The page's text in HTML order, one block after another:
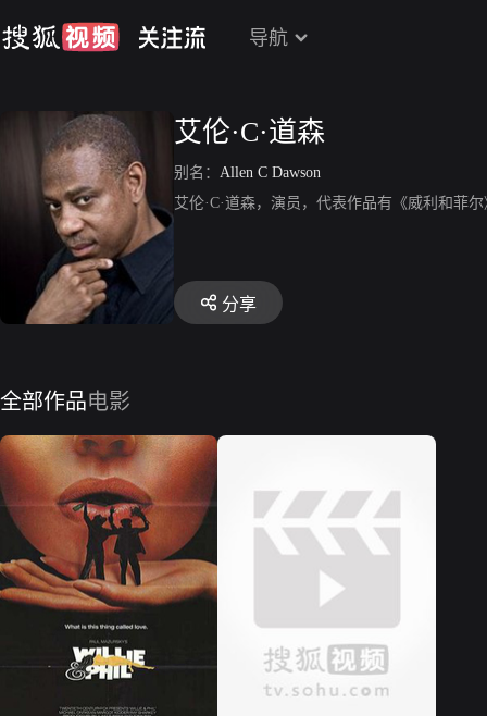
导航
艾伦·C·道森
别名： Allen C Dawson
艾伦·C·道森，演员，代表作品有《威利和菲
分享
全部作品电影